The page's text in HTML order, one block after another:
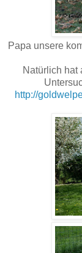
Papa unsere
Natürlich hat
http://